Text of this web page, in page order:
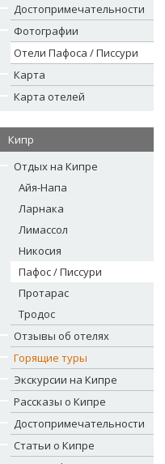
Достопримечательности
Фотографии
Отели Пафоса / Писсури
Карта
Карта отелей
Кипр
Отдых на Кипре
Айя-Напа
Ларнака
Лимассол
Никосия
Пафос / Писсури
Протарас
Тродос
Отзывы об отелях
Горящие туры
Экскурсии на Кипре
Рассказы о Кипре
Достопримечательности
Статьи о Кипре